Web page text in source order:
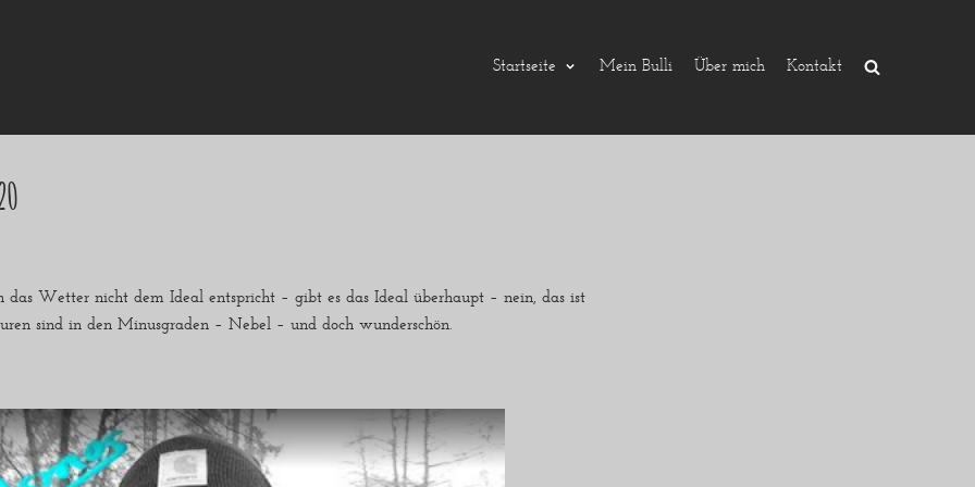
Startseite Mein Bulli Über mich Kontakt
das Wetter nicht dem Ideal entspricht – gibt es das Ideal überhaupt – nein, das ist
sind in den Minusgraden – Nebel – und doch wunderschön.